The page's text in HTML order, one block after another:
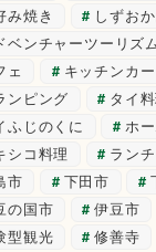
み焼き
しずお
ベンチャーツーリズ
ェ
キッチンカー
ンピング
タイ
ふじのくに
ホ
シコ料理
ランチ
市
下田市
の国市
伊豆市
型観光
修善寺